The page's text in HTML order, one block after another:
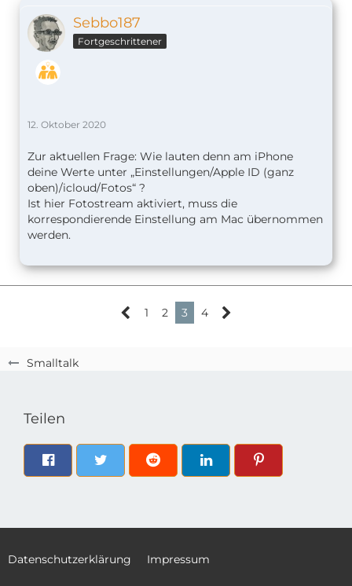
Smalltalk
Sebbo187
Fortgeschrittener
12. Oktober 2020
Zur aktuellen Frage: Wie lauten denn am iPhone
deine Werte unter „Einstellungen/Apple ID (ganz
oben)/icloud/Fotos“ ?
Ist hier Fotostream aktiviert, muss die
korrespondierende Einstellung am Mac übernommen
werden.
1 2 3 4
Teilen
Datenschutzerklärung Impressum